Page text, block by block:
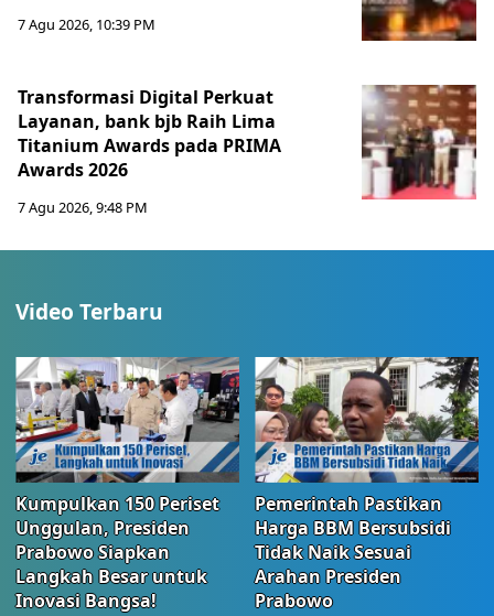
7 Agu 2026, 10:39 PM
Transformasi Digital Perkuat
Layanan, bank bjb Raih Lima
Titanium Awards pada PRIMA
Awards 2026
7 Agu 2026, 9:48 PM
Video Terbaru
Kumpulkan 150 Periset
Unggulan, Presiden
Prabowo Siapkan
Langkah Besar untuk
Inovasi Bangsa!
Pemerintah Pastikan
Harga BBM Bersubsidi
Tidak Naik Sesuai
Arahan Presiden
Prabowo